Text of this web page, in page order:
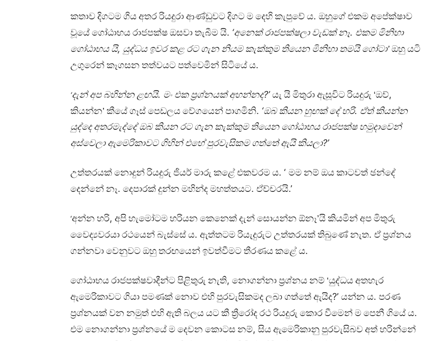
කතාව දිගටම ගිය අතර රියදුරා ආණ්ඩුවට දිගට ම දෙහි කැපුවේ ය. ඔහුගේ එකම අපේක්ෂාව
වූයේ ගෝඨාභය රාජපක්ෂ ඔසවා තැබීම යි. ‘අනෙක් රාජපක්ෂලා වැඩක් නෑ. එකම මිනිහා
ගෝඨාභය යි, යුද්ධය ඉවර කළ රට ගැන නියම කැක්කුම තියෙන මිනිහා තමයි ගෝටා’ ඔහු යටි
උගුරෙන් කෑගසන තත්වයට පත්වෙමින් සිටියේ ය.
‘දැන් අප බහින්න ළඟයි. මං එක ප්‍රශ්නයක් අහන්නද?’ යැ යි මිතුරා ඇසූවිට රියදුරු ‘ඔව්,
කියන්න’ කීයේ ගෑස් පෙඩලය වේගයෙන් පාගමිනි. ‘ඔබ කියන හුඟක් දේ හරි. ඒත් කියන්න
යුද්දෙ අතරමැද්දේ ඔබ කියන රට ගැන කැක්කුම තියෙන ගෝඨාභය රාජපක්ෂ හමුදාවෙන්
අස්වෙලා ඇමෙරිකාවට ගිහින් එහේ පුරවැසිකම ගත්තේ ඇයි කියලා?’
උත්තරයක් නොදුන් රියදුරු ජියර් මාරු කළේ එකවරම ය. ‘ මම නම් ඔය කාටවත් ඡන්දේ
දෙන්නේ නෑ. දෙපාරක් දුන්න මහින්ද මහත්තයට. ඒච්චරයි.’
‘අන්න හරි, අපි හැමෝටම හරියන කෙනෙක් දැන් සොයන්න ඕනෑ’යි කියමින් අප මිතුරු
වෛද්‍යවරයා රථයෙන් බැස්සේ ය. ඇත්තටම රියැදුරුට උත්තරයක් තිබුණේ නැත. ඒ ප්‍රශ්නය
ගන්නවා වෙනුවට ඔහු තරඟයෙන් ඉවත්වීමට තීරණය කළේ ය.
ගෝඨාභය රාජපක්ෂවාදීන්ට පිළිතුරු නැති, නොගන්නා ප්‍රශ්නය නම් ‘යුද්ධය අතහැර
ඇමෙරිකාවට ගියා පමණක් නොව එහි පුරවැසිකමද ලබා ගත්තේ ඇයිද?’ යන්න ය. පරණ
ප්‍රශ්නයක් වන නමුත් එහි ඇති බලය යට කී ත්‍රීරෝද රථ රියදුරු කොර වීමෙන් ම පෙනී ගියේ ය.
එම නොගන්නා ප්‍රශ්නයේ ම දෙවන කොටස නම්, සිය ඇමෙරිකානු පුරවැසිබව අත් හරින්නේ